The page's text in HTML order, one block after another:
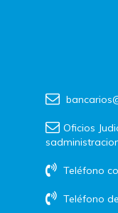
Oficios
Teléfono
Teléfono